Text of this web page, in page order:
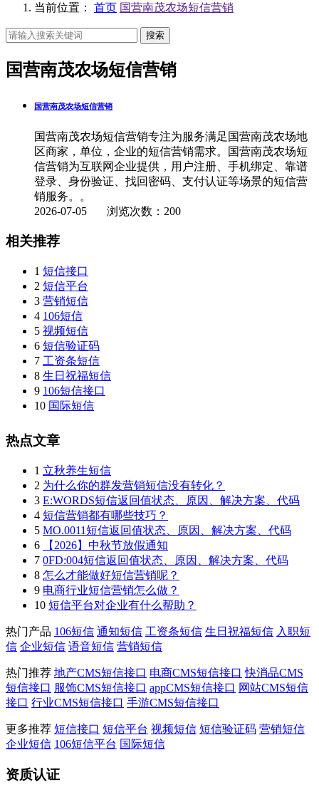
当前位置： 首页 国营南茂农场短信营销
搜索
国营南茂农场短信营销
国营南茂农场短信营销
国营南茂农场短信营销专注为服务满足国营南茂农场地
区商家，单位，企业的短信营销需求。国营南茂农场短
信营销为互联网企业提供，用户注册、手机绑定、靠谱
登录、身份验证、找回密码、支付认证等场景的短信营
销服务。。
2026-07-05 浏览次数：200
相关推荐
1 短信接口
2 短信平台
3 营销短信
4 106短信
5 视频短信
6 短信验证码
7 工资条短信
8 生日祝福短信
9 106短信接口
10 国际短信
热点文章
1 立秋养生短信
2 为什么你的群发营销短信没有转化？
3 E:WORDS短信返回值状态、原因、解决方案、代码
4 短信营销都有哪些技巧？
5 MO.0011短信返回值状态、原因、解决方案、代码
6
【2026】中秋节放假通知
7 0FD:004短信返回值状态、原因、解决方案、代码
8 怎么才能做好短信营销呢？
9 电商行业短信营销怎么做？
10 短信平台对企业有什么帮助？
热门产品 106短信 通知短信 工资条短信 生日祝福短信 入职短
信 企业短信 语音短信 营销短信
热门推荐 地产CMS短信接口 电商CMS短信接口 快消品CMS
短信接口 服饰CMS短信接口 appCMS短信接口 网站CMS短信
接口 行业CMS短信接口 手游CMS短信接口
更多推荐 短信接口 短信平台 视频短信 短信验证码 营销短信
企业短信 106短信平台 国际短信
资质认证